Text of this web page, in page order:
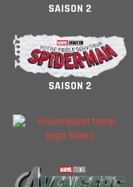
SAISON 2
SAISON 2